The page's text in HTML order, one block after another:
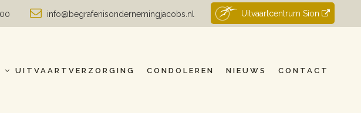
info@begrafenisondernemingjacobs.nl Uitvaartcentrum Sion
UITVAARTVERZORGING CONDOLEREN NIEUWS CONTACT